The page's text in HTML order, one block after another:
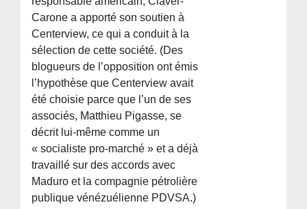
Carone a apporté son soutien à
Centerview, ce qui a conduit à la
sélection de cette société. (Des
blogueurs de l’opposition ont émis
l’hypothèse que Centerview avait
été choisie parce que l’un de ses
associés, Matthieu Pigasse, se
décrit lui-même comme un
« socialiste pro-marché » et a déjà
travaillé sur des accords avec
Maduro et la compagnie pétrolière
publique vénézuélienne PDVSA.)